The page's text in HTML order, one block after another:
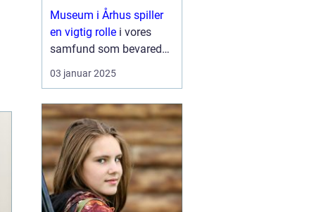
samfundet
Museum i Århus spiller
en vigtig rolle i vores
samfund som bevarede
skatte af kultur, historie
og natur. De fungerer
og er brobyggere mellem
fortid...
03 januar 2025